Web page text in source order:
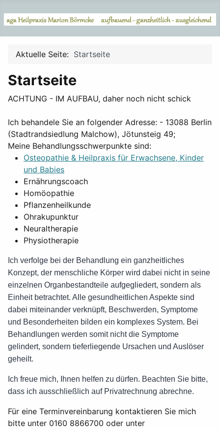
Aktuelle Seite: Startseite
Startseite
ACHTUNG - IM AUFBAU, daher noch nicht schick
Ich behandele Sie an folgender Adresse: - 13088 Berlin
(Stadtrandsiedlung Malchow), Jötunsteig 49;
Meine Behandlungsschwerpunkte sind:
Osteopathie & Heilpraxis für Erwachsene, Kinder
und Babies
Ernährungscoach
Homöopathie
Pflanzenheilkunde
Ohrakupunktur
Neuraltherapie
Physiotherapie
Ich verfolge bei der Behandlung ein ganzheitliches
Konzept, der menschliche Körper wird dabei nicht in seine
einzelnen Organbestandteile aufgegliedert, sondern als
Einheit betrachtet. Alle gesundheitlichen Aspekte sind
dabei miteinander verknüpft, Beschwerden, Symptome
und Besonderheiten bilden ein komplexes System. Bei
Behandlungen werden somit nicht die Symptome
gelindert, sondern tieferliegende Ursachen und Auslöser
geheilt.
Ich freue mich, Ihnen helfen zu dürfen. Beachten Sie bitte,
dass ich ausschließlich auf Privatrechnung abrechne.
Für eine Terminvereinbarung kontaktieren Sie mich
bitte unter 0160 8866700 oder unter